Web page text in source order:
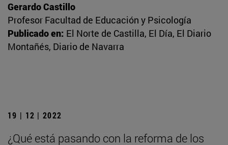
Gerardo Castillo
Profesor Facultad de Educación y Psicología
Publicado en: El Norte de Castilla, El Día, El Diario
Montañés, Diario de Navarra
19 | 12 | 2022
¿Qué está pasando con la reforma de los